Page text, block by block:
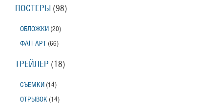
ПОСТЕРЫ (98)
ОБЛОЖКИ (20)
ФАН-АРТ (66)
ТРЕЙЛЕР (18)
СЪЕМКИ (14)
ОТРЫВОК (14)